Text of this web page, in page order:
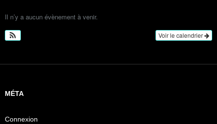
Il n’y a aucun évènement à venir.
Voir le calendrier
MÉTA
Connexion